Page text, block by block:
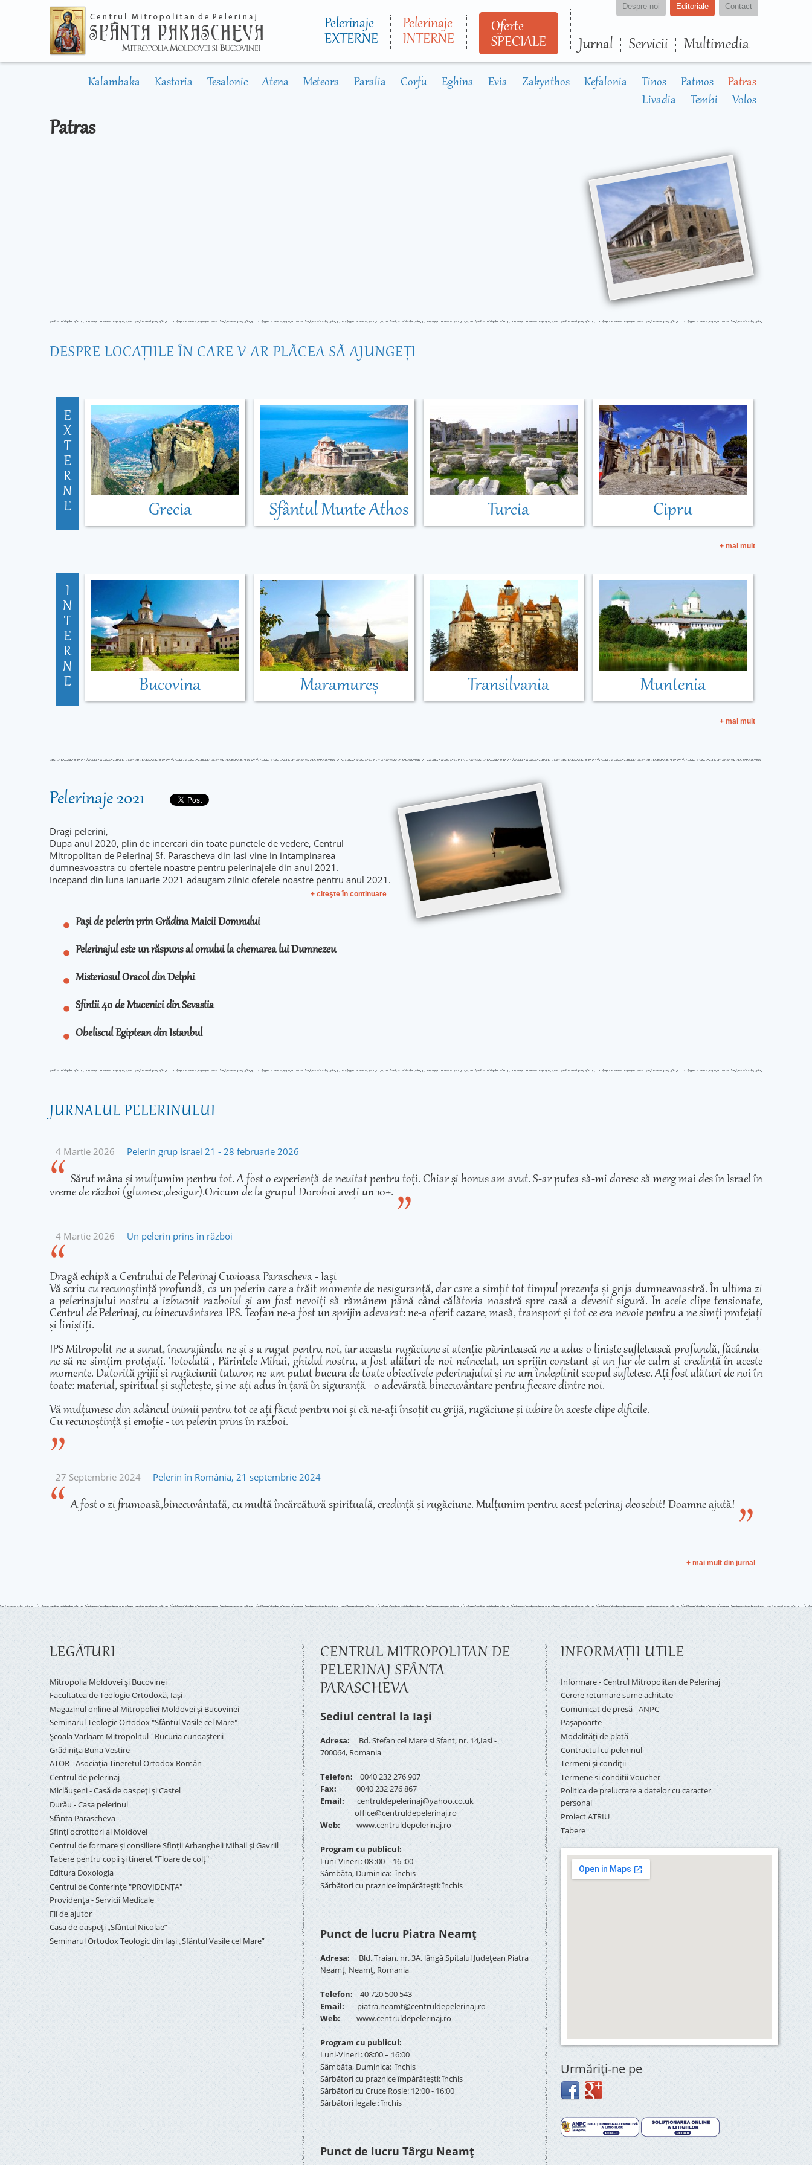
conţinutul
principal
Pelerinaje
EXTERNE
Pelerinaje
INTERNE
Oferte
SPECIALE
Despre noi Editoriale Contact
Jurnal Servicii Multimedia
Kalambaka Kastoria Tesalonic Atena Meteora Paralia Corfu Eghina Evia Zakynthos Kefalonia Tinos Patmos
Patras
Livadia
Tembi Volos
Patras
DESPRE LOCAŢIILE ÎN CARE V-AR PLĂCEA SĂ AJUNGEŢI
E
X
T
E
R
N
E
Grecia Sfântul Munte Athos Turcia Cipru
+ mai mult
I
N
T
E
R
N
E
Bucovina Maramureș Transilvania Muntenia
+ mai mult
Pelerinaje 2021
Dragi pelerini,
Dupa anul 2020, plin de incercari din toate punctele de vedere, Centrul
Mitropolitan de Pelerinaj Sf. Parascheva din Iasi vine in intampinarea
dumneavoastra cu ofertele noastre pentru pelerinajele din anul 2021.
Incepand din luna ianuarie 2021 adaugam zilnic ofetele noastre pentru anul 2021.
+ citeşte în continuare
Pași de pelerin prin Grădina Maicii Domnului
Pelerinajul este un răspuns al omului la chemarea lui Dumnezeu
Misteriosul Oracol din Delphi
Sfintii 40 de Mucenici din Sevastia
Obeliscul Egiptean din Istanbul
JURNALUL PELERINULUI
4 Martie 2026 Pelerin grup Israel 21 - 28 februarie 2026
Sărut mâna și mulțumim pentru tot. A fost o experiență de neuitat pentru toți. Chiar și bonus am avut. S-ar putea să-mi doresc să merg mai des în Israel în
vreme de război (glumesc,desigur).Oricum de la grupul Dorohoi aveți un 10+.
4 Martie 2026 Un pelerin prins în război
Dragă echipă a Centrului de Pelerinaj Cuvioasa Parascheva - Iași
Vă scriu cu recunoștință profundă, ca un pelerin care a trăit momente de nesiguranță, dar care a simțit tot timpul prezența și grija dumneavoastră. În ultima zi
a pelerinajului nostru a izbucnit razboiul și am fost nevoiți să rămânem până când călătoria noastră spre casă a devenit sigură. În acele clipe tensionate,
Centrul de Pelerinaj, cu binecuvântarea IPS. Teofan ne-a fost un sprijin adevarat: ne-a oferit cazare, masă, transport și tot ce era nevoie pentru a ne simți protejați
și liniștiți.
IPS Mitropolit ne-a sunat, încurajându-ne și s-a rugat pentru noi, iar aceasta rugăciune si atenție părintească ne-a adus o liniște sufletească profundă, făcându-
ne să ne simțim protejați. Totodată , Părintele Mihai, ghidul nostru, a fost alături de noi neîncetat, un sprijin constant și un far de calm și credință în aceste
momente. Datorită grijii și rugăciunii tuturor, ne-am putut bucura de toate obiectivele pelerinajului și ne-am îndeplinit scopul sufletesc. Ați fost alături de noi în
toate: material, spiritual și sufletește, și ne-ați adus în țară în siguranță - o adevărată binecuvântare pentru fiecare dintre noi.
Vă mulțumesc din adâncul inimii pentru tot ce ați făcut pentru noi și că ne-ați însoțit cu grijă, rugăciune și iubire în aceste clipe dificile.
Cu recunoștință și emoție - un pelerin prins în razboi.
27 Septembrie 2024 Pelerin în România, 21 septembrie 2024
A fost o zi frumoasă,binecuvântată, cu multă încărcătură spirituală, credință și rugăciune. Mulțumim pentru acest pelerinaj deosebit! Doamne ajută!
+ mai mult din jurnal
LEGĂTURI
Mitropolia Moldovei și Bucovinei
Facultatea de Teologie Ortodoxă, Iaşi
Magazinul online al Mitropoliei Moldovei și Bucovinei
Seminarul Teologic Ortodox "Sfântul Vasile cel Mare"
Şcoala Varlaam Mitropolitul - Bucuria cunoaşterii
Grădinița Buna Vestire
ATOR - Asociaţia Tineretul Ortodox Român
Centrul de pelerinaj
Miclăușeni - Casă de oaspeţi şi Castel
Durău - Casa pelerinul
Sfânta Parascheva
Sfinți ocrotitori ai Moldovei
Centrul de formare și consiliere Sfinții Arhangheli Mihail și Gavriil
Tabere pentru copii şi tineret "Floare de colţ"
Editura Doxologia
Centrul de Conferinţe "PROVIDENŢA"
Providenţa - Servicii Medicale
Fii de ajutor
Casa de oaspeți „Sfântul Nicolae”
Seminarul Ortodox Teologic din Iași „Sfântul Vasile cel Mare”
CENTRUL MITROPOLITAN DE
PELERINAJ SFÂNTA
PARASCHEVA
Sediul central la Iași
Adresa: Bd. Stefan cel Mare si Sfant, nr. 14,Iasi -
700064, Romania
Telefon:0040 232 276 907
Fax: 0040 232 276 867
Email:
centruldepelerinaj@yahoo.co.uk
office@centruldepelerinaj.ro
Web:
www.centruldepelerinaj.ro
Program cu publicul:
Luni-Vineri : 08 :00 – 16 :00
Sâmbăta, Duminica: închis
Sărbători cu praznice împărătești: închis
Punct de lucru Piatra Neamț
Adresa: Bld. Traian, nr. 3A, lângă Spitalul Județean Piatra
Neamț, Neamț, Romania
Telefon: 40 720 500 543
Email:
piatra.neamt@centruldepelerinaj.ro
Web:
www.centruldepelerinaj.ro
Program cu publicul:
Luni-Vineri : 08:00 – 16:00
Sâmbăta, Duminica: închis
Sărbători cu praznice împărătești: închis
Sărbători cu Cruce Rosie: 12:00 - 16:00
Sărbători legale : închis
Punct de lucru Târgu Neamț
INFORMAŢII UTILE
Informare - Centrul Mitropolitan de Pelerinaj
Cerere returnare sume achitate
Comunicat de presă - ANPC
Pașapoarte
Modalități de plată
Contractul cu pelerinul
Termeni și condiții
Termene si conditii Voucher
Politica de prelucrare a datelor cu caracter
personal
Proiect ATRIU
Tabere
Urmăriţi-ne pe